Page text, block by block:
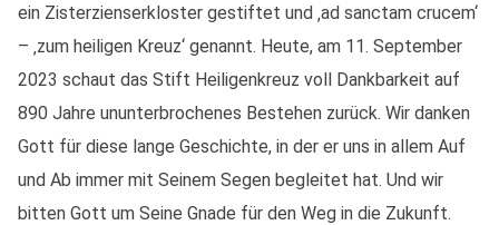
ein Zisterzienserkloster gestiftet und ‚ad sanctam crucem‘
– ‚zum heiligen Kreuz‘ genannt. Heute, am 11. September
2023 schaut das Stift Heiligenkreuz voll Dankbarkeit auf
890 Jahre ununterbrochenes Bestehen zurück. Wir danken
Gott für diese lange Geschichte, in der er uns in allem Auf
und Ab immer mit Seinem Segen begleitet hat. Und wir
bitten Gott um Seine Gnade für den Weg in die Zukunft.